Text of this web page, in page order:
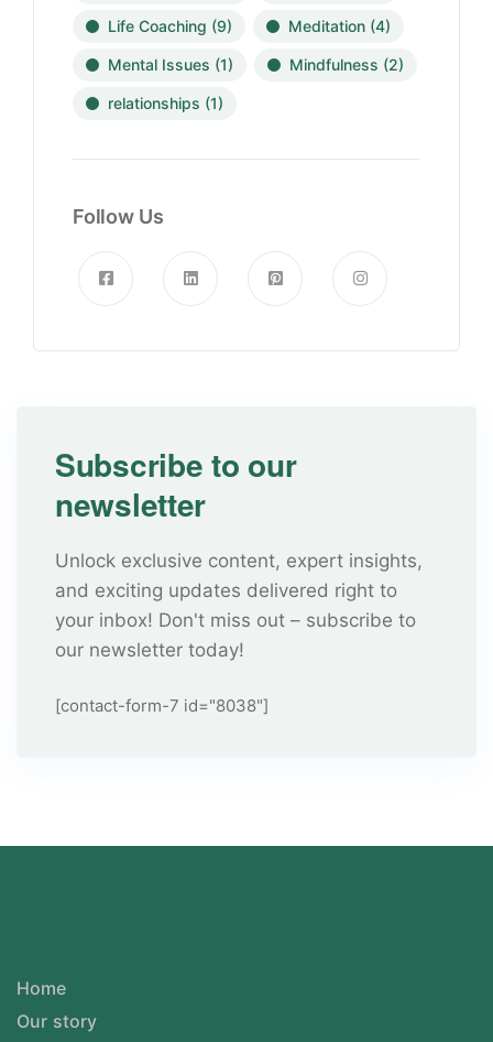
Life Coaching (9) Meditation (4)
Mental Issues (1) Mindfulness (2)
relationships (1)
Follow Us
Subscribe to our
newsletter
Unlock exclusive content, expert insights,
and exciting updates delivered right to
your inbox! Don't miss out – subscribe to
our newsletter today!
[contact-form-7 id="8038"]
Home
Our story